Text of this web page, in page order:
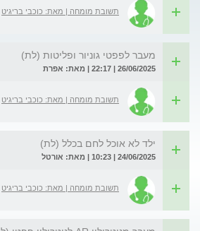
תשובת מומחה | מאת: כוכבי בריגיט
מעבר לפפטי גוניור ופליטות (לת)
26/06/2025 | 22:17 | מאת: אפרת
תשובת מומחה | מאת: כוכבי בריגיט
ילד לא אוכל לחם בכלל (לת)
24/06/2025 | 10:23 | מאת: אורטל
תשובת מומחה | מאת: כוכבי בריגיט